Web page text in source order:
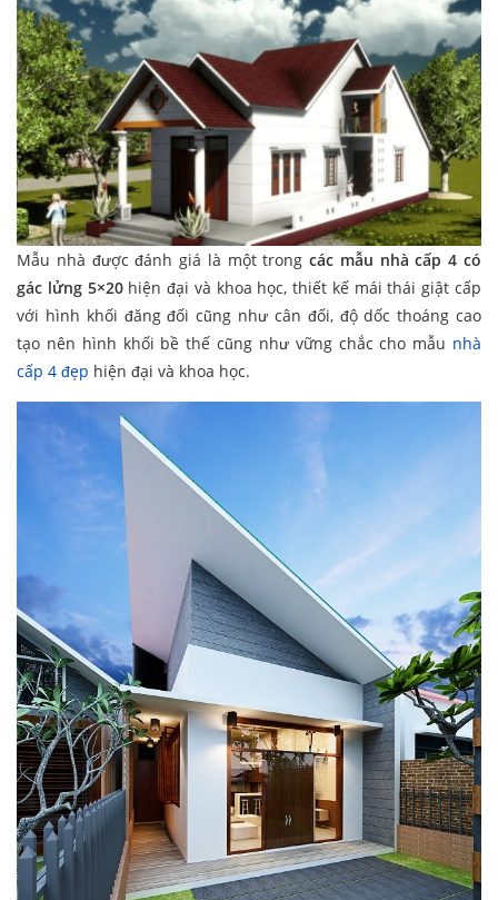
Mẫu nhà được đánh giá là một trongcác mẫu nhà cấp 4 có
gác lửng 5×20hiện đại và khoa học, thiết kế mái thái giật cấp
với hình khối đăng đối cũng như cân đối, độ dốc thoáng cao
tạo nên hình khối bề thế cũng như vững chắc cho mẫu nhà
cấp 4 đẹp hiện đại và khoa học.